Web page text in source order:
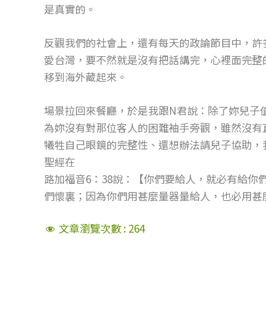
是真實的。
反觀我們的社會上，還有每天的政論節目中，
愛台灣，要不然就是沒有把話講完，心裡面完
移到海外藏起來。
場景拉回來餐廳，於是我跟N君說：除了妳兒
為妳沒有對那位客人的困難袖手旁觀，雖然沒
犧牲自己眼鏡的完整性、還想辦法請兒子協助
聖經在
路加福音6：38說：【你們要給人，就必有給
們懷裏；因為你們用甚麼量器量給人，也必用甚
文章瀏覽次數 : 264